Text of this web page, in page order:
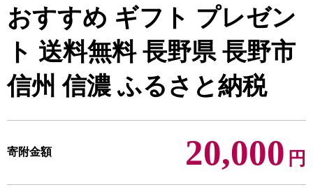
おすすめ ギフト プレゼン
ト 送料無料 長野県 長野市
信州 信濃 ふるさと納税
寄附金額 20,000 円